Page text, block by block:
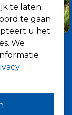
te laten
te gaan
u het
We